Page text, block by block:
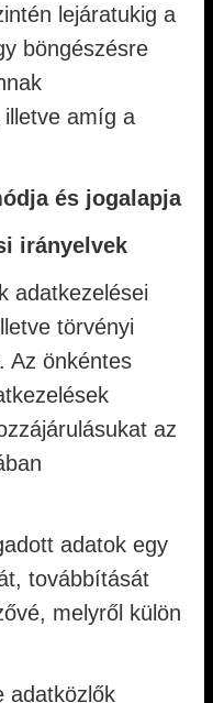
lejáratukig a
böngészésre
illetve amíg a
és jogalapja
irányelvek
adatkezelései
törvényi
Az önkéntes
az
adatok egy
továbbítását
melyről külön
adatközlők